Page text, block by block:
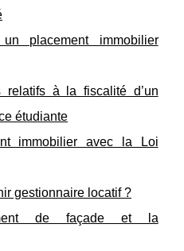
placement immobilier
relatifs à la fiscalité d’un
étudiante
immobilier avec la Loi
gestionnaire locatif ?
de façade et la